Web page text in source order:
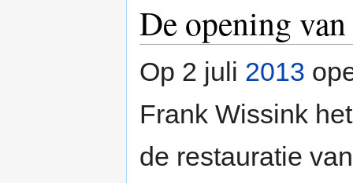
De opening
Op 2 juli 2013
Frank Wissink
de restauratie